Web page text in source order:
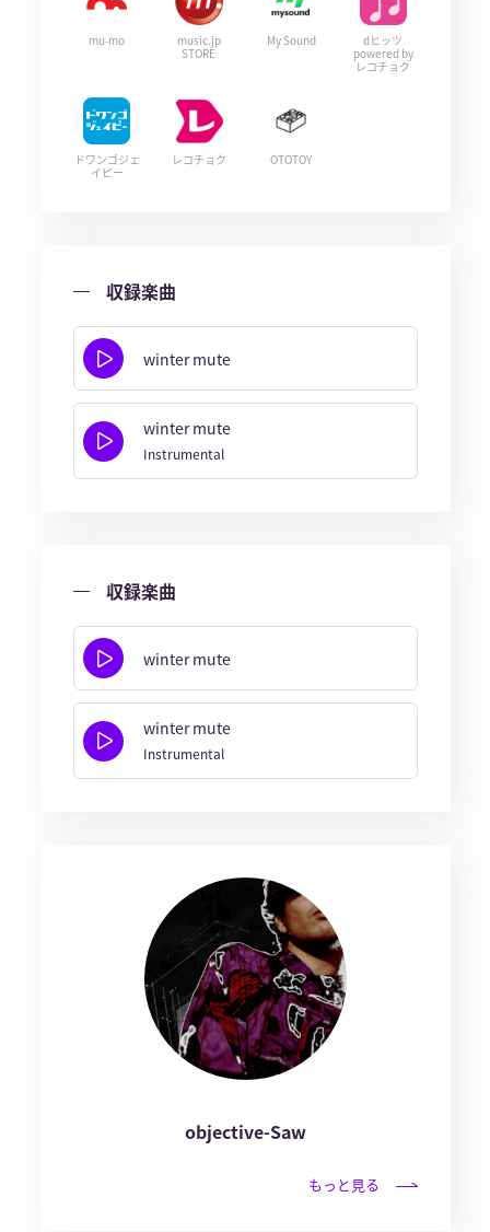
mu-mo
music.jp
STORE
My Sound
dヒッツ
powered by
レコチョク
ドワンゴジェ
イピー
レコチョク OTOTOY
収録楽曲
winter mute
winter mute
Instrumental
収録楽曲
winter mute
winter mute
Instrumental
objective-Saw
もっと見る